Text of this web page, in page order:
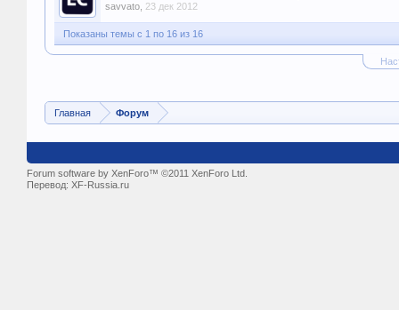
savvato 23 дек 2012
Показаны темы с 1 по 16 из 16
Главная Форум
Forum software by XenForo™ ©2011 XenForo Ltd.
Перевод: XF-Russia.ru